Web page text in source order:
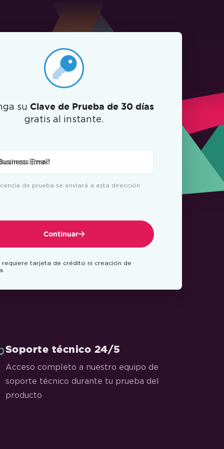
su Clave de Prueba de 30 días
gratis al instante.
Email*
de prueba se enviará a esta dirección
Continuar
requiere tarjeta de crédito ni creación de
Soporte técnico 24/5
Acceso completo a nuestro equipo de
soporte técnico durante tu prueba del
producto